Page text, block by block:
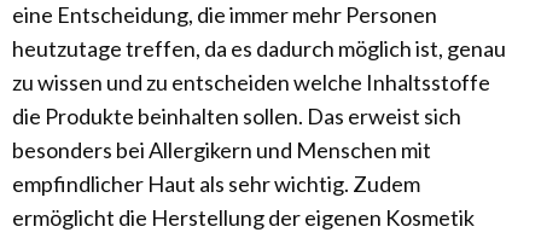
eine Entscheidung, die immer mehr Personen
heutzutage treffen, da es dadurch möglich ist, genau
zu wissen und zu entscheiden welche Inhaltsstoffe
die Produkte beinhalten sollen. Das erweist sich
besonders bei Allergikern und Menschen mit
empfindlicher Haut als sehr wichtig. Zudem
ermöglicht die Herstellung der eigenen Kosmetik